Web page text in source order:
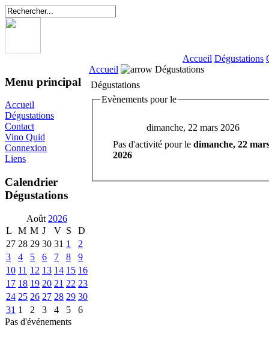
Accueil Dégustations
Menu principal
Accueil
Dégustations
Contact
Vino Quid
Connexion
Liens
Calendrier
Dégustations
Août 2026
L
M M J V S
D
27 28 29 30 31 1
2
3
4 5 6 7 8
9
10 11 12 13 14 15 16
17 18 19 20 21 22 23
24 25 26 27 28 29 30
31 1 2 3 4 5
6
Pas d'événements
Accueil
Dégustations
Dégustations
Evènements pour le
dimanche, 22 mars 2026
Pas d'activité pour le dimanche, 22
2026